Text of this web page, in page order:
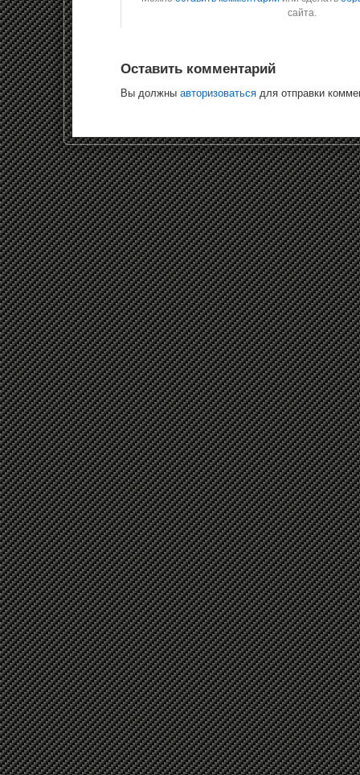
сайта.
Оставить комментарий
Вы должны авторизоваться для отправки